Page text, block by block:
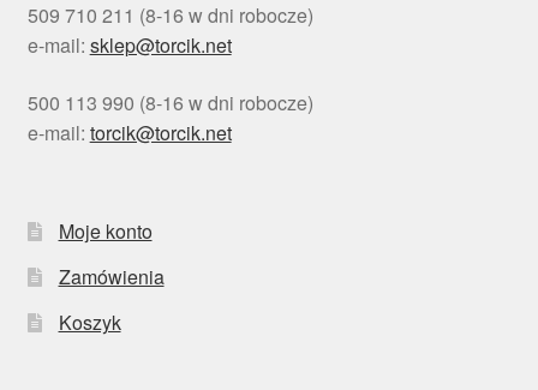
509 710 211 (8-16 w dni robocze)
e-mail: sklep@torcik.net
500 113 990 (8-16 w dni robocze)
e-mail: torcik@torcik.net
Moje konto
Zamówienia
Koszyk